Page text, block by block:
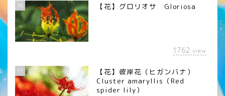
16 【花】グロリオサ Gloriosa
1762 view
17
【花】彼岸花（ヒガンバナ）
Cluster amaryllis（Red
spider lily）